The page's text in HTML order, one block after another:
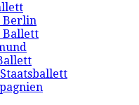
Berlin
Ballett